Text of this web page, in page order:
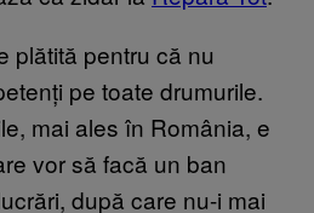
plătită pentru că nu
pe toate drumurile.
mai ales în România, e
vor să facă un ban
după care nu-i mai